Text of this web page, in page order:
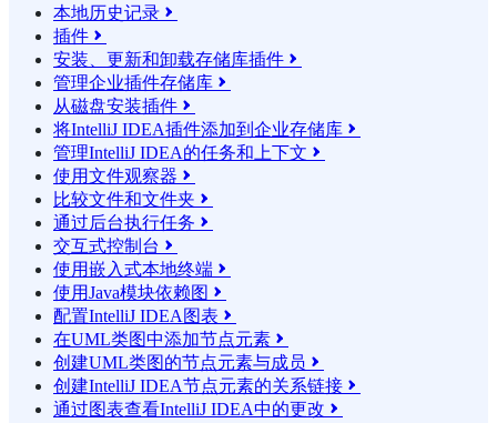
本地历史记录 
插件 
安装、更新和卸载存储库插件 
管理企业插件存储库 
从磁盘安装插件 
将IntelliJ IDEA插件添加到企业存储库 
管理IntelliJ IDEA的任务和上下文 
使用文件观察器 
比较文件和文件夹 
通过后台执行任务 
交互式控制台 
使用嵌入式本地终端 
使用Java模块依赖图 
配置IntelliJ IDEA图表 
在UML类图中添加节点元素 
创建UML类图的节点元素与成员 
创建IntelliJ IDEA节点元素的关系链接 
通过图表查看IntelliJ IDEA中的更改 